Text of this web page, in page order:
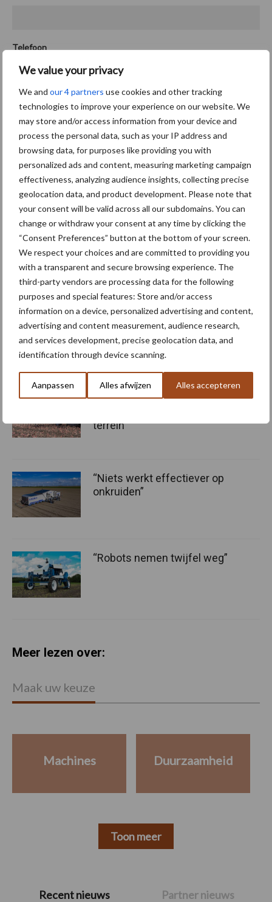
We value your privacy
We and our 4 partners use cookies and other tracking
technologies to improve your experience on our website. We
may store and/or access information from your device and
process the personal data, such as your IP address and
browsing data, for purposes like providing you with
personalized ads and content, measuring marketing campaign
effectiveness, analyzing audience insights, collecting precise
geolocation data, and product development. Please note that
your consent will be valid across all our subdomains. You can
change or withdraw your consent at any time by clicking the
“Consent Preferences” button at the bottom of your screen.
We respect your choices and are committed to providing you
with a transparent and secure browsing experience. The
third-party vendors are processing data for the following
purposes and special features: Store and/or access
information on a device, personalized advertising and content,
advertising and content measurement, audience research,
and services development, precise geolocation data, and
identification through device scanning.
Aanpassen Alles afwijzen Alles accepteren
Telefoon
Bankrekeningnummer
Betaalwijze
Ik ga akkoord met automatische incasso (geen extra kosten)
Ik ontvang de factuur via e-mail en betaal € 2,50
administratiekosten
PrimaireRecent nieuws Partner nieuws
Meer artikelen over schoffelmachine
Mechanische
terrein
“Niets werkt effectiever op
onkruiden”
“Robots nemen twijfel weg”
Meer lezen over:
Maak uw keuze
Machines Duurzaamheid
Toon meer